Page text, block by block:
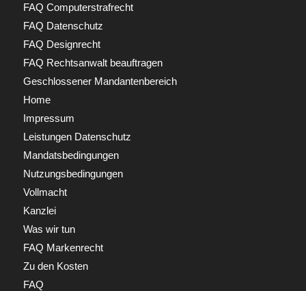
FAQ Computerstrafrecht
FAQ Datenschutz
FAQ Designrecht
FAQ Rechtsanwalt beauftragen
Geschlossener Mandantenbereich
Home
Impressum
Leistungen Datenschutz
Mandatsbedingungen
Nutzungsbedingungen
Vollmacht
Kanzlei
Was wir tun
FAQ Markenrecht
Zu den Kosten
FAQ